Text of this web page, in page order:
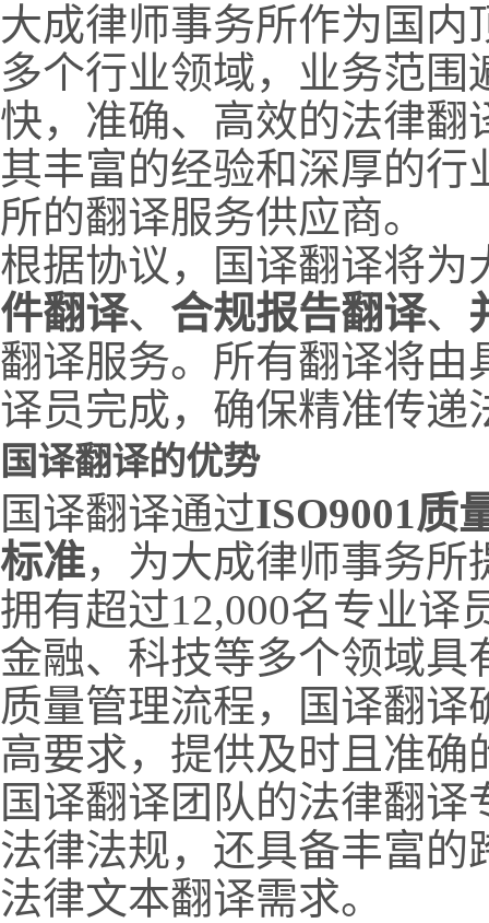
大成律师事务所作为国
多个行业领域，业务范
快，准确、高效的法律翻
其丰富的经验和深厚的
所的翻译服务供应商。
根据协议，国译翻译将为
件翻译、 合规报告翻译、
翻译服务。所有翻译将由
译员完成，确保精准传递
国译翻译的优势
国译翻译通过ISO9001质
标准，为大成律师事务
拥有超过12,000名专业译
金融、科技等多个领域具
质量管理流程，国译翻
高要求，提供及时且准确
国译翻译团队的法律翻
法律法规，还具备丰富
法律文本翻译需求。